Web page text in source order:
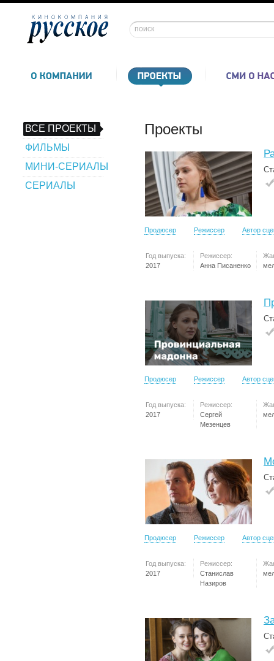
ВСЕ ПРОЕКТЫ
ФИЛЬМЫ
МИНИ-СЕРИАЛЫ
СЕРИАЛЫ
Проекты
Продюсер Режиссер Автор
Год выпуска:
2017
Режиссер:
Анна Писаненко
Продюсер Режиссер Автор
Год выпуска:
2017
Режиссер:
Сергей
Мезенцев
Продюсер Режиссер Автор
Год выпуска:
2017
Режиссер:
Станислав
Назиров